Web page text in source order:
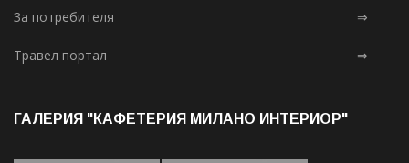
За потребителя ⇒
Травел портал ⇒
ГАЛЕРИЯ "КАФЕТЕРИЯ МИЛАНО ИНТЕРИОР"